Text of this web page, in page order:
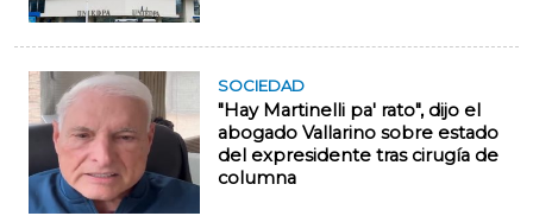
SOCIEDAD
"Hay Martinelli pa' rato", dijo el
abogado Vallarino sobre estado
del expresidente tras cirugía de
columna